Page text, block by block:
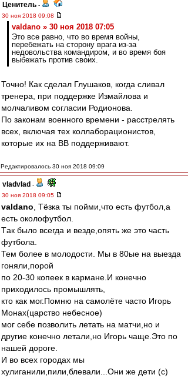
Ценитель -
30 ноя 2018 09:08
valdano » 30 ноя 2018 07:05
Это все равно, что во время войны,
перебежать на сторону врага из-за
недовольства командиром, и во время боя
выбежать против своих.
Точно! Как сделал Глушаков, когда сливал
тренера, при поддержке Измайлова и
молчаливом согласии Родионова.
По законам военного времени - расстрелять
всех, включая тех коллаборационистов,
которые их на ВВ поддерживают.
Редактировалось 30 ноя 2018 09:09
vladvlad -
30 ноя 2018 09:05
valdano , Тёзка ты пойми,что есть футбол,а
есть околофутбол.
Tак было всегда и везде,опять же это часть
футбола.
Тем более в молодости. Мы в 80ые на выезда
гоняли,порой
по 20-30 копеек в кармане.И конечно
приходилось промышлять,
кто как мог.Помню на самолёте часто Игорь
Монах(царство небесное)
мог себе позволить летать на матчи,но и
другие конечно летали,но Игорь чаще.Это по
нашей дороге.
И во всех городах мы
хулиганили,пили,блевали...Они же дети (с)